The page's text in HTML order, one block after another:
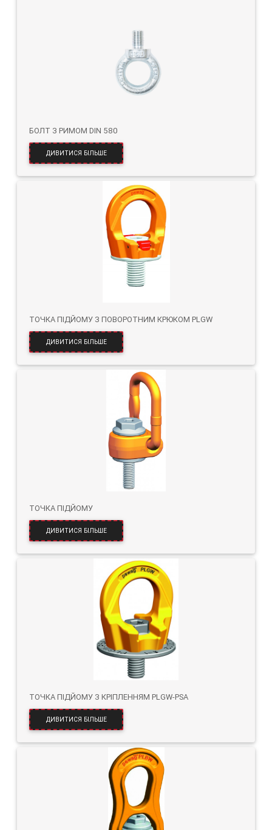
БОЛТ З РИМОМ DIN 580
ДИВИТИСЯ БІЛЬШЕ
ТОЧКА ПІДЙОМУ З ПОВОРОТНИМ КРЮКОМ PLGW
ДИВИТИСЯ БІЛЬШЕ
ТОЧКА ПІДЙОМУ
ДИВИТИСЯ БІЛЬШЕ
ТОЧКА ПІДЙОМУ З КРІПЛЕННЯМ PLGW-PSA
ДИВИТИСЯ БІЛЬШЕ